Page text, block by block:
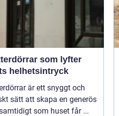
som lyfter
helhetsintryck
är ett snyggt och
sätt att skapa en generös
som huset får ...